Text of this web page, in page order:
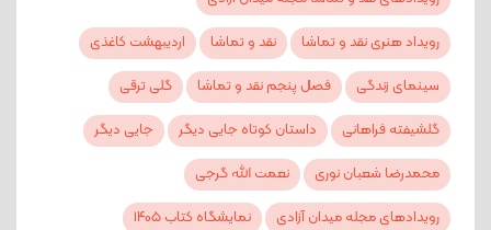
رویداد هنری نقد و تماشا
نقد و تماشا
اردیبهشت کاغذی
سینمای زندگی
فصل پنجم نقد و تماشا
گلی ترقی
گلشیفته فراهانی
داستان کوتاه جایی دیگر
جایی دیگر
محمدرضا شعبان نوری
نعمت‌ الله گرجی
رویدادهای مجله میدان آزادی
نمایشگاه کتاب ۱۴۰۵